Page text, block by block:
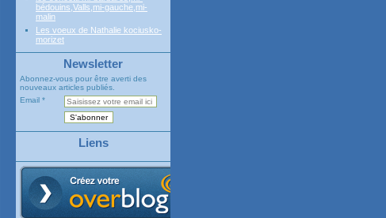
bédouins,Valls,mi-gauche,mi-
malin
Les voeux de Nathalie kociusko-
morizet
Newsletter
Abonnez-vous pour être averti des
nouveaux articles publiés.
Email
Liens